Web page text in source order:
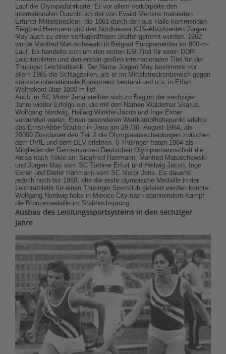
Lauf die Olympiafahrkarte. Er vor allem verkörperte den
internationalen Durchbruch der von Ewald Mertens trainierten
Erfurter Mittelstreckler, die 1961 durch den aus Halle kommenden
Siegfried Herrmann und den Nordhäuser KJS-Absolventen Jürgen
May auch zu einer schlagkräftigen Staffel geformt wurden. 1962
wurde Manfred Matuschewski in Belgrad Europameister im 800-m-
Lauf. Es handelte sich um den ersten EM-Titel für einen DDR-
Leichtathleten und den ersten großen internationalen Titel für die
Thüringer Leichtathletik. Der Name Jürgen May bestimmte vor
allem 1965 die Schlagzeilen, als er im Mittelstreckenbereich gegen
stärkste internationale Konkurrenz bestand und u.a. in Erfurt
Weltrekord über 1000 m lief.
Auch im SC Motor Jena stellten sich zu Beginn der sechziger
Jahre wieder Erfolge ein, die mit den Namen Waldemar Skarus,
Wolfgang Nordwig, Heilwig Winkler-Jacob und Inge Exner
verbunden waren. Einen besonderen Wettkampfhöhepunkt erlebte
das Ernst-Abbe-Stadion in Jena am 29./30. August 1964, als
20000 Zuschauer den Teil 2 die Olympiaausscheidungen zwischen
dem DVfL und dem DLV erlebten. 6 Thüringer traten 1964 als
Mitglieder der Gemeinsamen Deutschen Olympiamannschaft die
Reise nach Tokio an: Siegfried Herrmann, Manfred Matuschewski
und Jürgen May vom SC Turbine Erfurt und Heilwig Jacob, Inge
Exner und Dieter Hartmann vom SC Motor Jena. Es dauerte
jedoch noch bis 1968, ehe die erste olympische Medaille in der
Leichtathletik für einen Thüringer Sportclub gefeiert werden konnte:
Wolfgang Nordwig holte in Mexico-City nach spannendem Kampf
die Bronzemedaille im Stabhochsprung.
Ausbau des Leistungssportsystems in den sechziger
Jahre